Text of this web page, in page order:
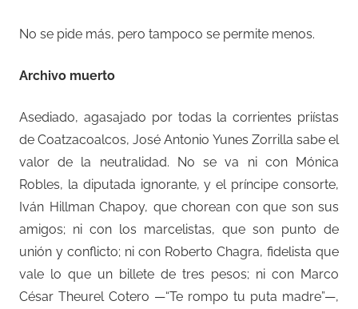
No se pide más, pero tampoco se permite menos.
Archivo muerto
Asediado, agasajado por todas la corrientes priístas
de Coatzacoalcos, José Antonio Yunes Zorrilla sabe el
valor de la neutralidad. No se va ni con Mónica
Robles, la diputada ignorante, y el príncipe consorte,
Iván Hillman Chapoy, que chorean con que son sus
amigos; ni con los marcelistas, que son punto de
unión y conflicto; ni con Roberto Chagra, fidelista que
vale lo que un billete de tres pesos; ni con Marco
César Theurel Cotero —“Te rompo tu puta madre”—,